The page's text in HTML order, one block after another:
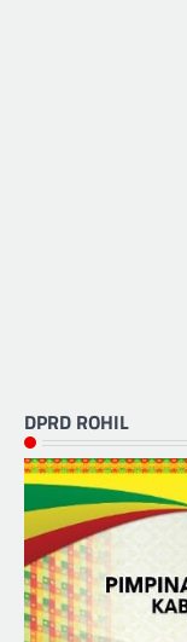
DPRD ROHIL